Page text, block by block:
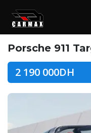
Porsche 911
2 190 000DH